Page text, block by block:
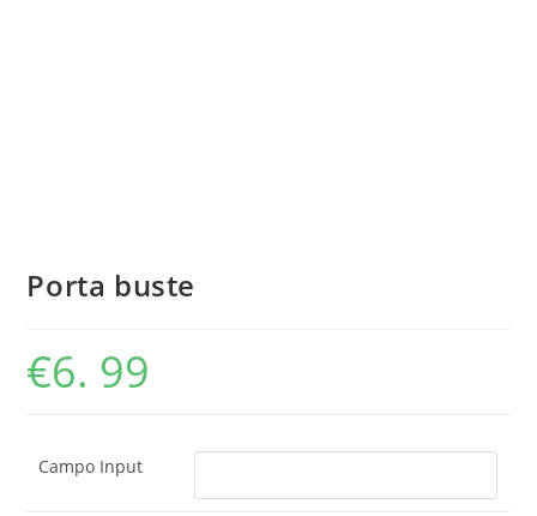
Porta buste
€6. 99
Campo Input